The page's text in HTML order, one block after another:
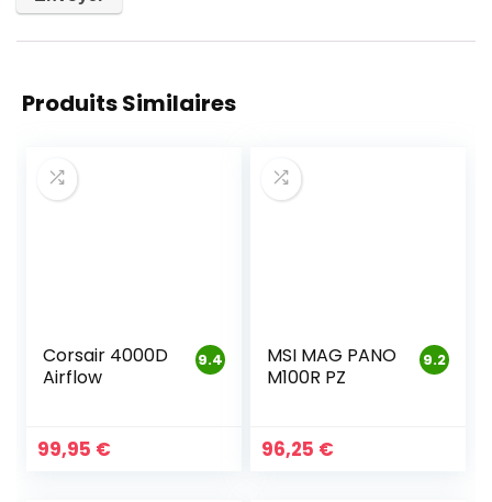
Produits Similaires
9.4
Corsair 4000D
Airflow
99,95 €
9.2
MSI MAG PANO
M100R PZ
96,25 €